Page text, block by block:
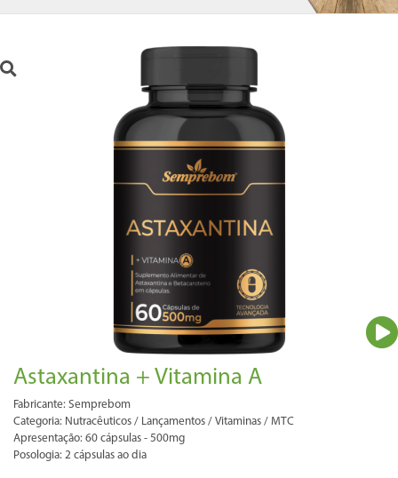
Astaxantina + Vitamina A
Fabricante: Semprebom
Categoria: Nutracêuticos / Lançamentos / Vitaminas / MTC
Apresentação: 60 cápsulas - 500mg
Posologia: 2 cápsulas ao dia